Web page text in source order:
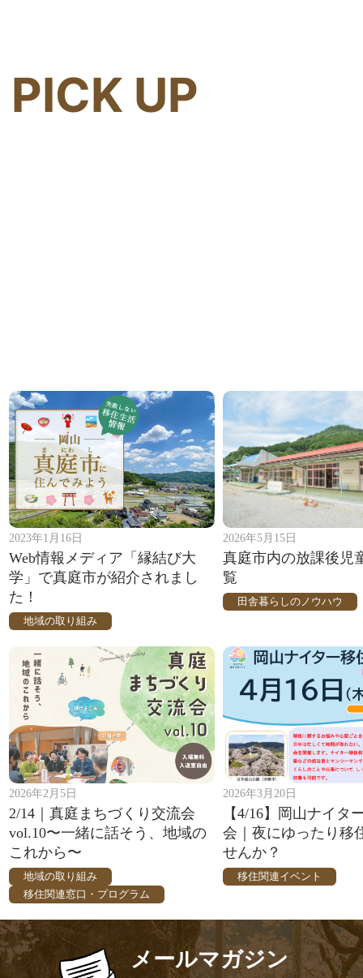
PICK UP
2023年1月16日
Web情報メディア「縁結び大
学」で真庭市が紹介されまし
た！
地域の取り組み
2026年5月15日
真庭市内の放課後児
覧
田舎暮らしのノウハウ
2026年2月5日
2/14｜真庭まちづくり交流会
vol.10〜一緒に話そう、地域の
これから〜
地域の取り組み
移住関連窓口・プログラム
2026年3月20日
【4/16】岡山ナイタ
会｜夜にゆったり移
せんか？
移住関連イベント
メールマガジン